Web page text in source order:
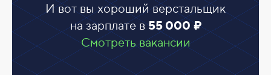
И вот вы хороший верстальщик
на зарплате в55 000 ₽
Смотреть вакансии